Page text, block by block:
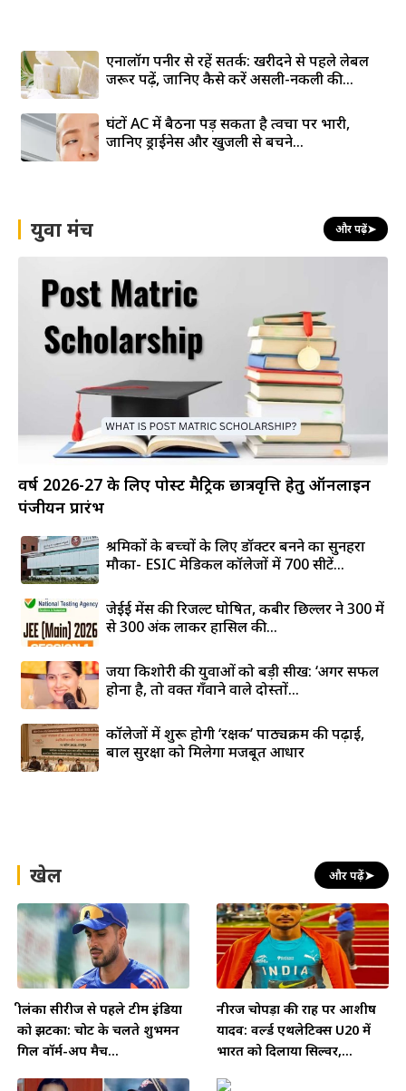
एनालॉग पनीर से रहें सतर्क: खरीदने से पहले लेबल
जरूर पढ़ें, जानिए कैसे करें असली-नकली की...
घंटों AC में बैठना पड़ सकता है त्वचा पर भारी,
जानिए ड्राईनेस और खुजली से बचने...
युवा मंच और पढ़ें➤
वर्ष 2026-27 के लिए पोस्ट मैट्रिक छात्रवृत्ति हेतु ऑनलाइन
पंजीयन प्रारंभ
श्रमिकों के बच्चों के लिए डॉक्टर बनने का सुनहरा
मौका- ESIC मेडिकल कॉलेजों में 700 सीटें...
जेईई मेंस की रिजल्ट घोषित, कबीर छिल्लर ने 300 में
से 300 अंक लाकर हासिल की...
जया किशोरी की युवाओं को बड़ी सीख: ‘अगर सफल
होना है, तो वक्त गँवाने वाले दोस्तों...
कॉलेजों में शुरू होगी ‘रक्षक’ पाठ्यक्रम की पढ़ाई,
बाल सुरक्षा को मिलेगा मजबूत आधार
खेल और पढ़ें➤
श्रीलंका सीरीज से पहले टीम इंडिया
को झटका: चोट के चलते शुभमन
गिल वॉर्म-अप मैच...
नीरज चोपड़ा की राह पर आशीष
यादव: वर्ल्ड एथलेटिक्स U20 में
भारत को दिलाया सिल्वर,...